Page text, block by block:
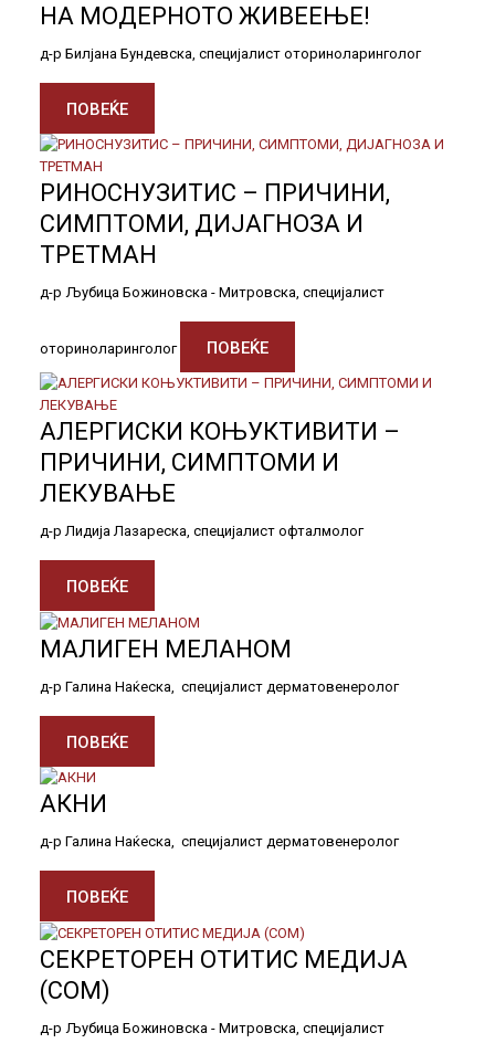
НА МОДЕРНОТО ЖИВЕЕЊЕ!
д-р Билјана Бундевска, специјалист оториноларинголог
ПОВЕЌЕ
РИНОСНУЗИТИС – ПРИЧИНИ,
СИМПТОМИ, ДИЈАГНОЗА И
ТРЕТМАН
д-р Љубица Божиновска - Митровска, специјалист
оториноларинголог ПОВЕЌЕ
АЛЕРГИСКИ КОЊУКТИВИТИ –
ПРИЧИНИ, СИМПТОМИ И
ЛЕКУВАЊЕ
д-р Лидија Лазареска, специјалист офталмолог
ПОВЕЌЕ
МАЛИГЕН МЕЛАНОМ
д-р Галина Наќеска, специјалист дерматовенеролог
ПОВЕЌЕ
АКНИ
д-р Галина Наќеска, специјалист дерматовенеролог
ПОВЕЌЕ
СЕКРЕТОРЕН ОТИТИС МЕДИЈА
(СОМ)
д-р Љубица Божиновска - Митровска, специјалист